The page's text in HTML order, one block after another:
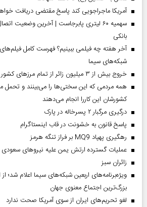
آمریکا ماجراجویی کند پاسخ مقتضی دریافت
سهمیه ۶۰ لیتری پابرجاست | آخرین وضعیت
بانکی
آخر هفته چه فیلمی ببینیم؟ فهرست کامل
شبکه‌های سیما
خروج بیش از ۳ میلیون زائر از تمام مرز‌های کشور
همه مردمی که این سختی‌ها را می‌بینند و تحمل
کشورشان این کاررا انجام می‌دهند
درگیری مرگبار ۲ پسرخاله در پارک
پاسخ قانون به خشونت در قاب اینستاگرام
رهگیری پهپاد MQ9 بر فراز تنگه هرمز
عملیات گسترده ارتش یمن علیه نیروهای سعودی
‌زائران سبز
ویژه‌برنامه‌های اربعین شبکه‌های سیما اعلام شد؛ از
بزرگ‌ترین اجتماع معنوی جهان
لغو تحریم‌های ایران از سوی آمریکا صحت ندارد